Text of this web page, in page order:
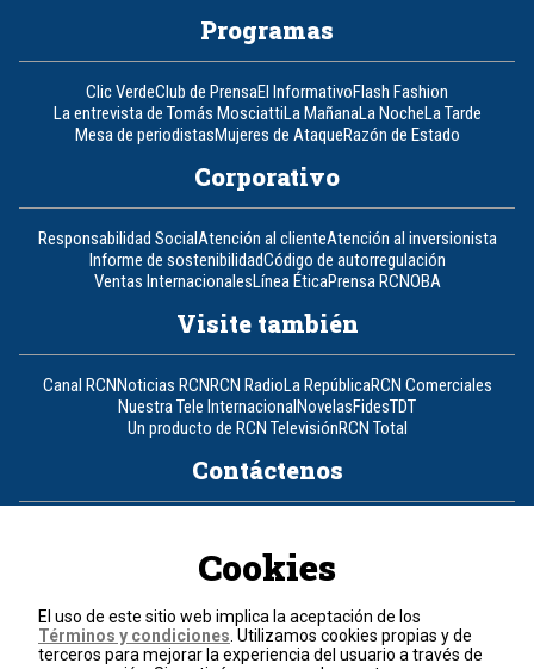
Programas
Clic VerdeClub de PrensaEl InformativoFlash Fashion
La entrevista de Tomás MosciattiLa MañanaLa NocheLa Tarde
Mesa de periodistasMujeres de AtaqueRazón de Estado
Corporativo
Responsabilidad SocialAtención al clienteAtención al inversionista
Informe de sostenibilidadCódigo de autorregulación
Ventas InternacionalesLínea ÉticaPrensa RCNOBA
Visite también
Canal RCNNoticias RCNRCN RadioLa RepúblicaRCN Comerciales
Nuestra Tele InternacionalNovelasFidesTDT
Un producto de RCN TelevisiónRCN Total
Contáctenos
Política de cookies
Términos y condiciones
Cookies
El uso de este sitio web implica la aceptación de los
Términos y condiciones . Utilizamos cookies propias y de
terceros para mejorar la experiencia del usuario a través de